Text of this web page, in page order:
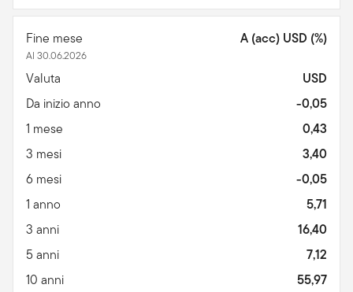
Fine mese
Al 30.06.2026
A (acc) USD (%)
Valuta
USD
Da inizio anno
-0,05
1 mese
0,43
3 mesi
3,40
6 mesi
-0,05
1 anno
5,71
3 anni
16,40
5 anni
7,12
10 anni
55,97